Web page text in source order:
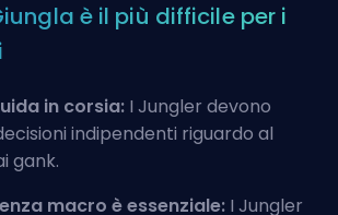
è il più difficile per i
in corsia: I Jungler devono
indipendenti riguardo al
gank.
macro è essenziale: I Jungler